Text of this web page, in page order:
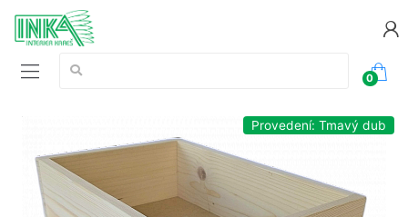
Vyhledávání:
0
Provedení: Tmavý dub